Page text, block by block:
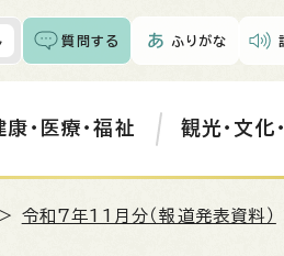
質問する ふりがな
康・医療・福祉 観光・文化
> 令和7年11月分（報道発表資料）